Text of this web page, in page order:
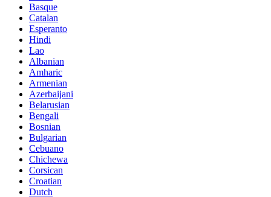
Basque
Catalan
Esperanto
Hindi
Lao
Albanian
Amharic
Armenian
Azerbaijani
Belarusian
Bengali
Bosnian
Bulgarian
Cebuano
Chichewa
Corsican
Croatian
Dutch